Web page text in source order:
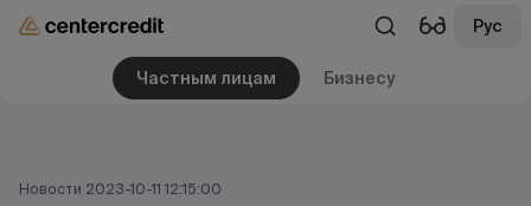
Рус
Частным лицам Бизнесу
Новости 2023-10-11 12:15:00